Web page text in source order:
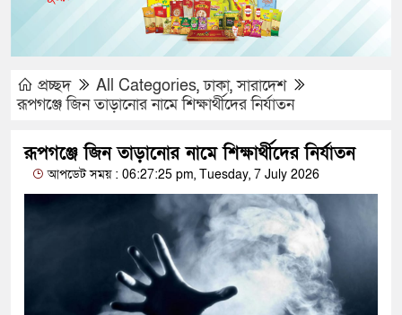
প্রচ্ছদ All Categories,ঢাকা,সারাদেশ
রূপগঞ্জে জিন তাড়ানোর নামে শিক্ষার্থীদের নির্যাতন
রূপগঞ্জে জিন তাড়ানোর নামে শিক্ষার্থীদের নির্যাতন
আপডেট সময় : 06:27:25 pm, Tuesday, 7 July 2026